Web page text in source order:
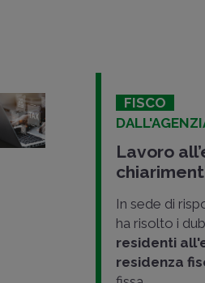
FISCO
Lavoro
In sede di
ha risolto i
residenti
residenza